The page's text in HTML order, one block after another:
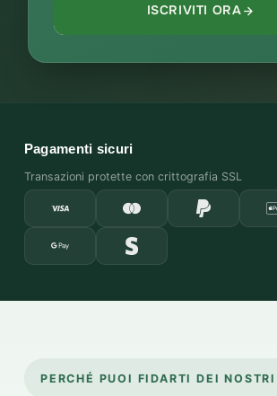
ISCRIVITI ORA
Pagamenti sicuri
Transazioni protette con crittografia SSL
PERCHÉ PUOI FIDARTI DEI